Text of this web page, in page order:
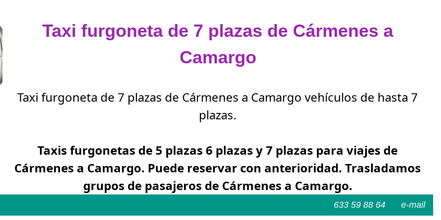
Taxi furgoneta de 7 plazas de Cármenes a
Camargo
Taxi furgoneta de 7 plazas de Cármenes a Camargo vehículos de hasta 7
plazas.
Taxis furgonetas de 5 plazas 6 plazas y 7 plazas para viajes de
Cármenes a Camargo. Puede reservar con anterioridad. Trasladamos
grupos de pasajeros de Cármenes a Camargo.
e-mail
633 59 88 64